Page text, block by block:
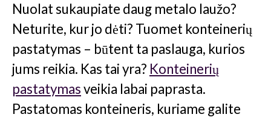
Nuolat sukaupiate daug metalo laužo?
Neturite, kur jo dėti? Tuomet konteinerių
pastatymas – būtent ta paslauga, kurios
jums reikia. Kas tai yra? Konteinerių
pastatymasveikia labai paprasta.
Pastatomas konteineris, kuriame galite